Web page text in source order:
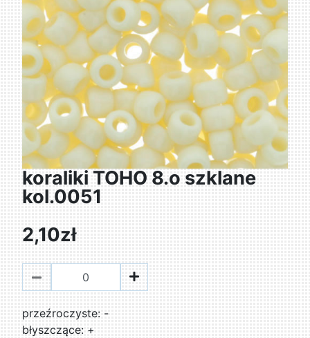
koraliki TOHO 8.o szklane
kol.0051
2,10zł
przeźroczyste: -
błyszczące: +